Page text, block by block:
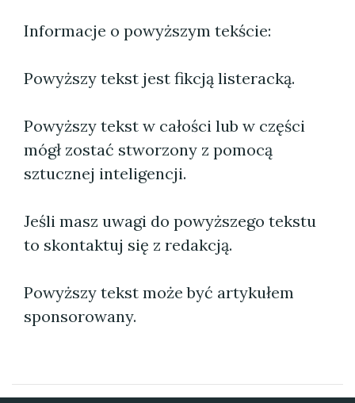
Informacje o powyższym tekście:
Powyższy tekst jest fikcją listeracką.
Powyższy tekst w całości lub w części
mógł zostać stworzony z pomocą
sztucznej inteligencji.
Jeśli masz uwagi do powyższego tekstu
to skontaktuj się z redakcją.
Powyższy tekst może być artykułem
sponsorowany.